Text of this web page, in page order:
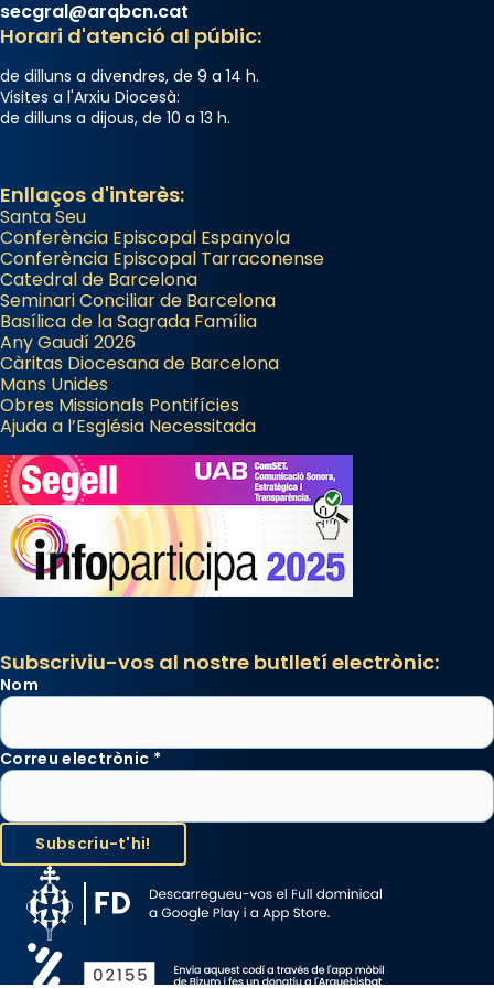
secgral@arqbcn.cat
Horari d'atenció al públic:
de dilluns a divendres, de 9 a 14 h.
Visites a l'Arxiu Diocesà:
de dilluns a dijous, de 10 a 13 h.
Enllaços d'interès:
Santa Seu
Conferència Episcopal Espanyola
Conferència Episcopal Tarraconense
Catedral de Barcelona
Seminari Conciliar de Barcelona
Basílica de la Sagrada Família
Any Gaudí 2026
Càritas Diocesana de Barcelona
Mans Unides
Obres Missionals Pontifícies
Ajuda a l’Església Necessitada
Subscriviu-vos al nostre butlletí electrònic:
Nom
Correu electrònic *